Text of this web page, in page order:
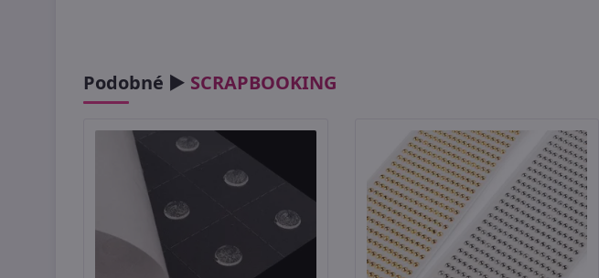
Podobné ► SCRAPBOOKING